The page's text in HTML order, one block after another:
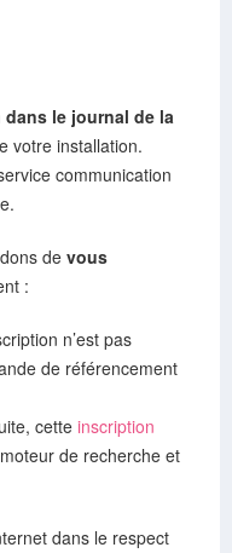
le journal de la
votre installation.
communication
de vous
:
n’est pas
de référencement
cetteinscription
de recherche et
dans le respect